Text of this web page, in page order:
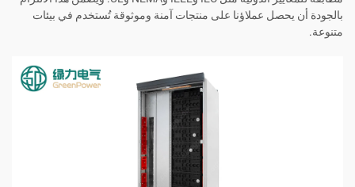
بالجودة أن يحصل عملاؤنا على منتجات آمنة وموثوقة تُستخدم في بيئات
متنوعة.